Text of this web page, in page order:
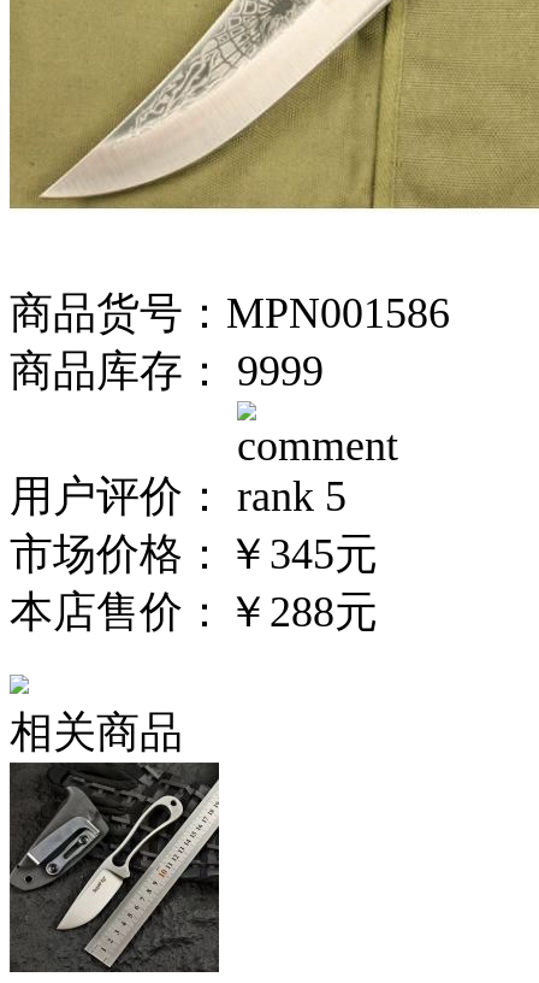
商品货号：MPN001586
商品库存： 9999
用户评价：
市场价格： ￥345元
本店售价： ￥288元
相关商品